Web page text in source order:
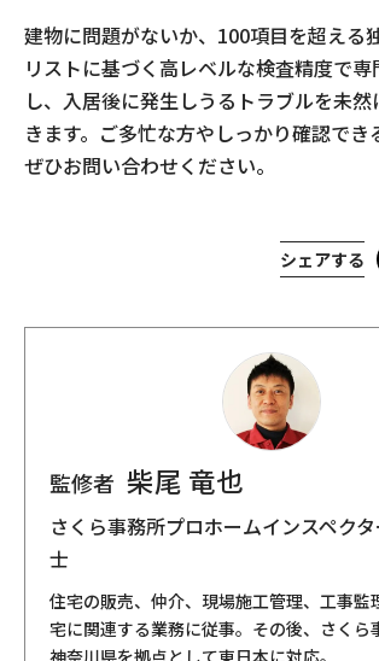
建物に問題がないか、100項目を超える
リストに基づく高レベルな検査精度で専
し、入居後に発生しうるトラブルを未
きます。ご多忙な方やしっかり確認でき
ぜひお問い合わせください。
シェアする
監修者 柴尾 竜也
さくら事務所プロホームインスペク
士
住宅の販売、仲介、現場施工管理、工事監
宅に関連する業務に従事。その後、さくら